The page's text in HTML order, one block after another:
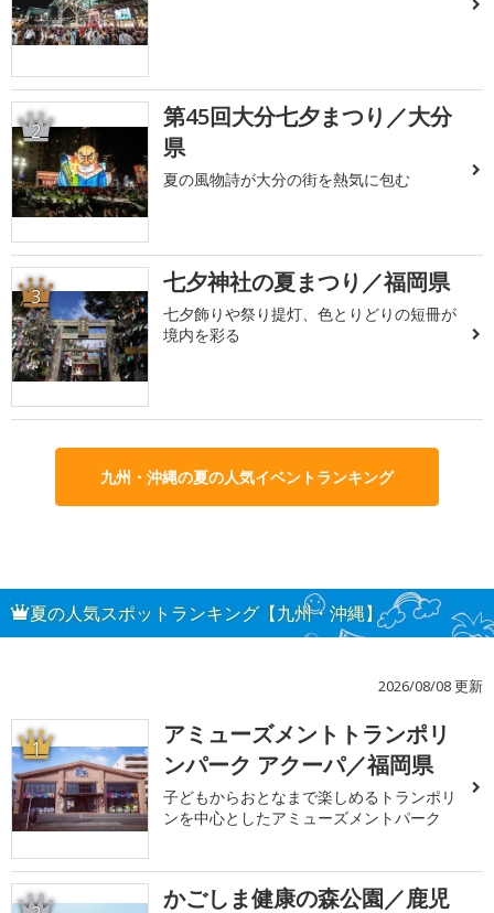
2
第45回大分七夕まつり／大分
県
夏の風物詩が大分の街を熱気に包む
3 七夕神社の夏まつり／福岡県
七夕飾りや祭り提灯、色とりどりの短冊が
境内を彩る
九州・沖縄の夏の人気イベントランキング
夏の人気スポットランキング【九州・沖縄】
2026/08/08 更新
1
アミューズメントトランポリ
ンパーク アクーパ／福岡県
子どもからおとなまで楽しめるトランポリ
ンを中心としたアミューズメントパーク
かごしま健康の森公園／鹿児